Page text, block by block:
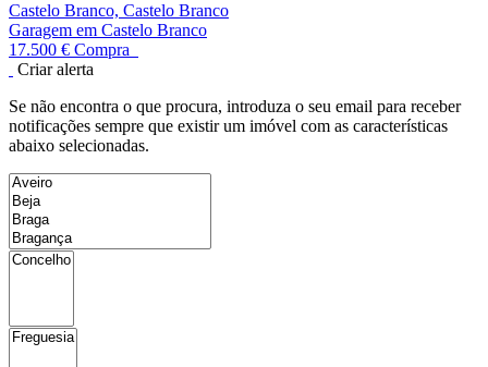
Castelo Branco, Castelo Branco
Garagem em Castelo Branco
17.500 € Compra
Criar alerta
Se não encontra o que procura, introduza o seu email para receber
notificações sempre que existir um imóvel com as características
abaixo selecionadas.